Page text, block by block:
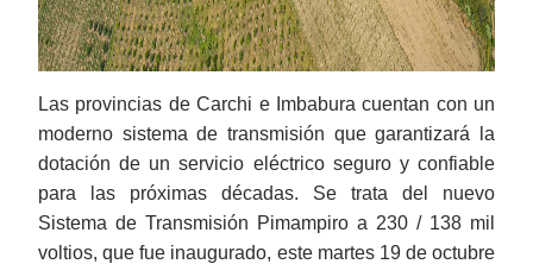
Las provincias de Carchi e Imbabura cuentan con un
moderno sistema de transmisión que garantizará la
dotación de un servicio eléctrico seguro y confiable
para las próximas décadas. Se trata del nuevo
Sistema de Transmisión Pimampiro a 230 / 138 mil
voltios, que fue inaugurado, este martes 19 de octubre